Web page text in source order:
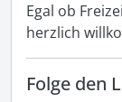
Egal ob
herzlich
Folge den